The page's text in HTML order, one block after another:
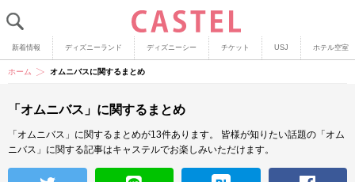
新着情報 ディズニーランド ディズニーシー チケット USJ ホテル空室
ホーム オムニバスに関するまとめ
「オムニバス」に関するまとめ
「オムニバス」に関するまとめが13件あります。
皆様が知りたい話題の「オム
ニバス」に関する記事はキャステルでお楽しみいただけます。